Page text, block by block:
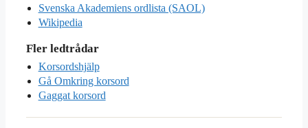
Svenska Akademiens ordlista (SAOL)
Wikipedia
Fler ledtrådar
Korsordshjälp
Gå Omkring korsord
Gaggat korsord